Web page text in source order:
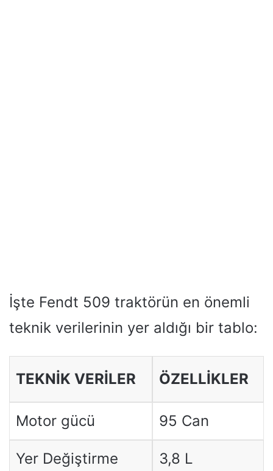
İşte Fendt 509 traktörün en önemli
teknik verilerinin yer aldığı bir tablo:
TEKNİK VERİLER ÖZELLİKLER
Motor gücü 95 Can
Yer Değiştirme 3,8 L